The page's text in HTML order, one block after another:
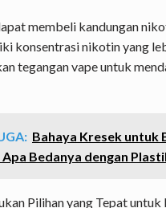
membeli kandungan
konsentrasi nikotin yang
tegangan vape untuk
Bahaya Kresek untuk
Bedanya dengan
Pilihan yang Tepat